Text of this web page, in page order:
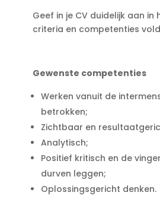
Geef in je CV duidelijk aan in
criteria en competenties
Gewenste competenties
Werken vanuit de
betrokken;
Zichtbaar en
Analytisch;
Positief kritisch en de
durven leggen;
Oplossingsgericht denken.